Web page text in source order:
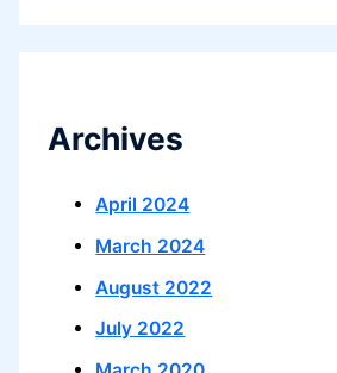
Archives
April 2024
March 2024
August 2022
July 2022